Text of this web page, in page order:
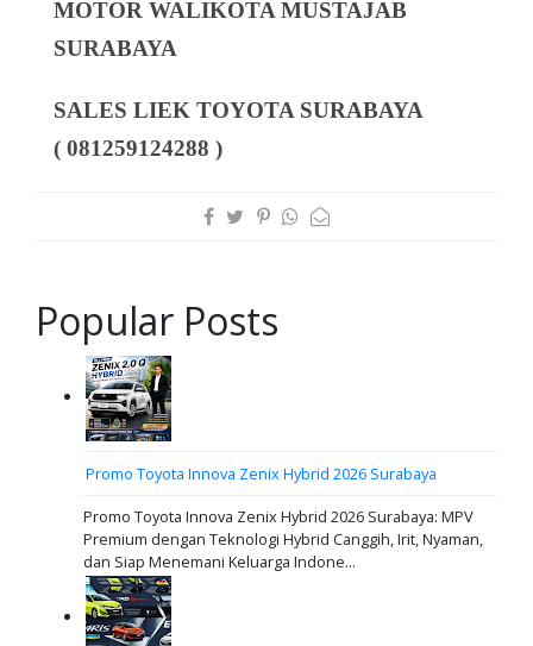
MOTOR WALIKOTA MUSTAJAB
SURABAYA
SALES LIEK TOYOTA SURABAYA
( 081259124288 )
Popular Posts
Promo Toyota Innova Zenix Hybrid 2026 Surabaya
Promo Toyota Innova Zenix Hybrid 2026 Surabaya: MPV
Premium dengan Teknologi Hybrid Canggih, Irit, Nyaman,
dan Siap Menemani Keluarga Indone...